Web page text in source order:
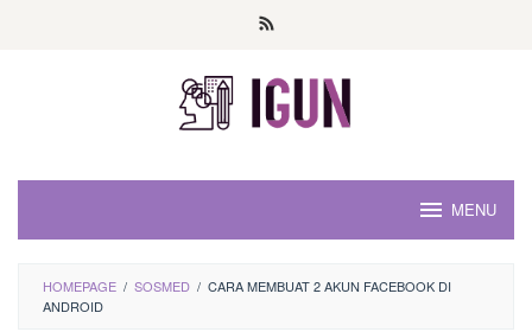
MENU
HOMEPAGE / SOSMED / CARA MEMBUAT 2 AKUN FACEBOOK DI
ANDROID